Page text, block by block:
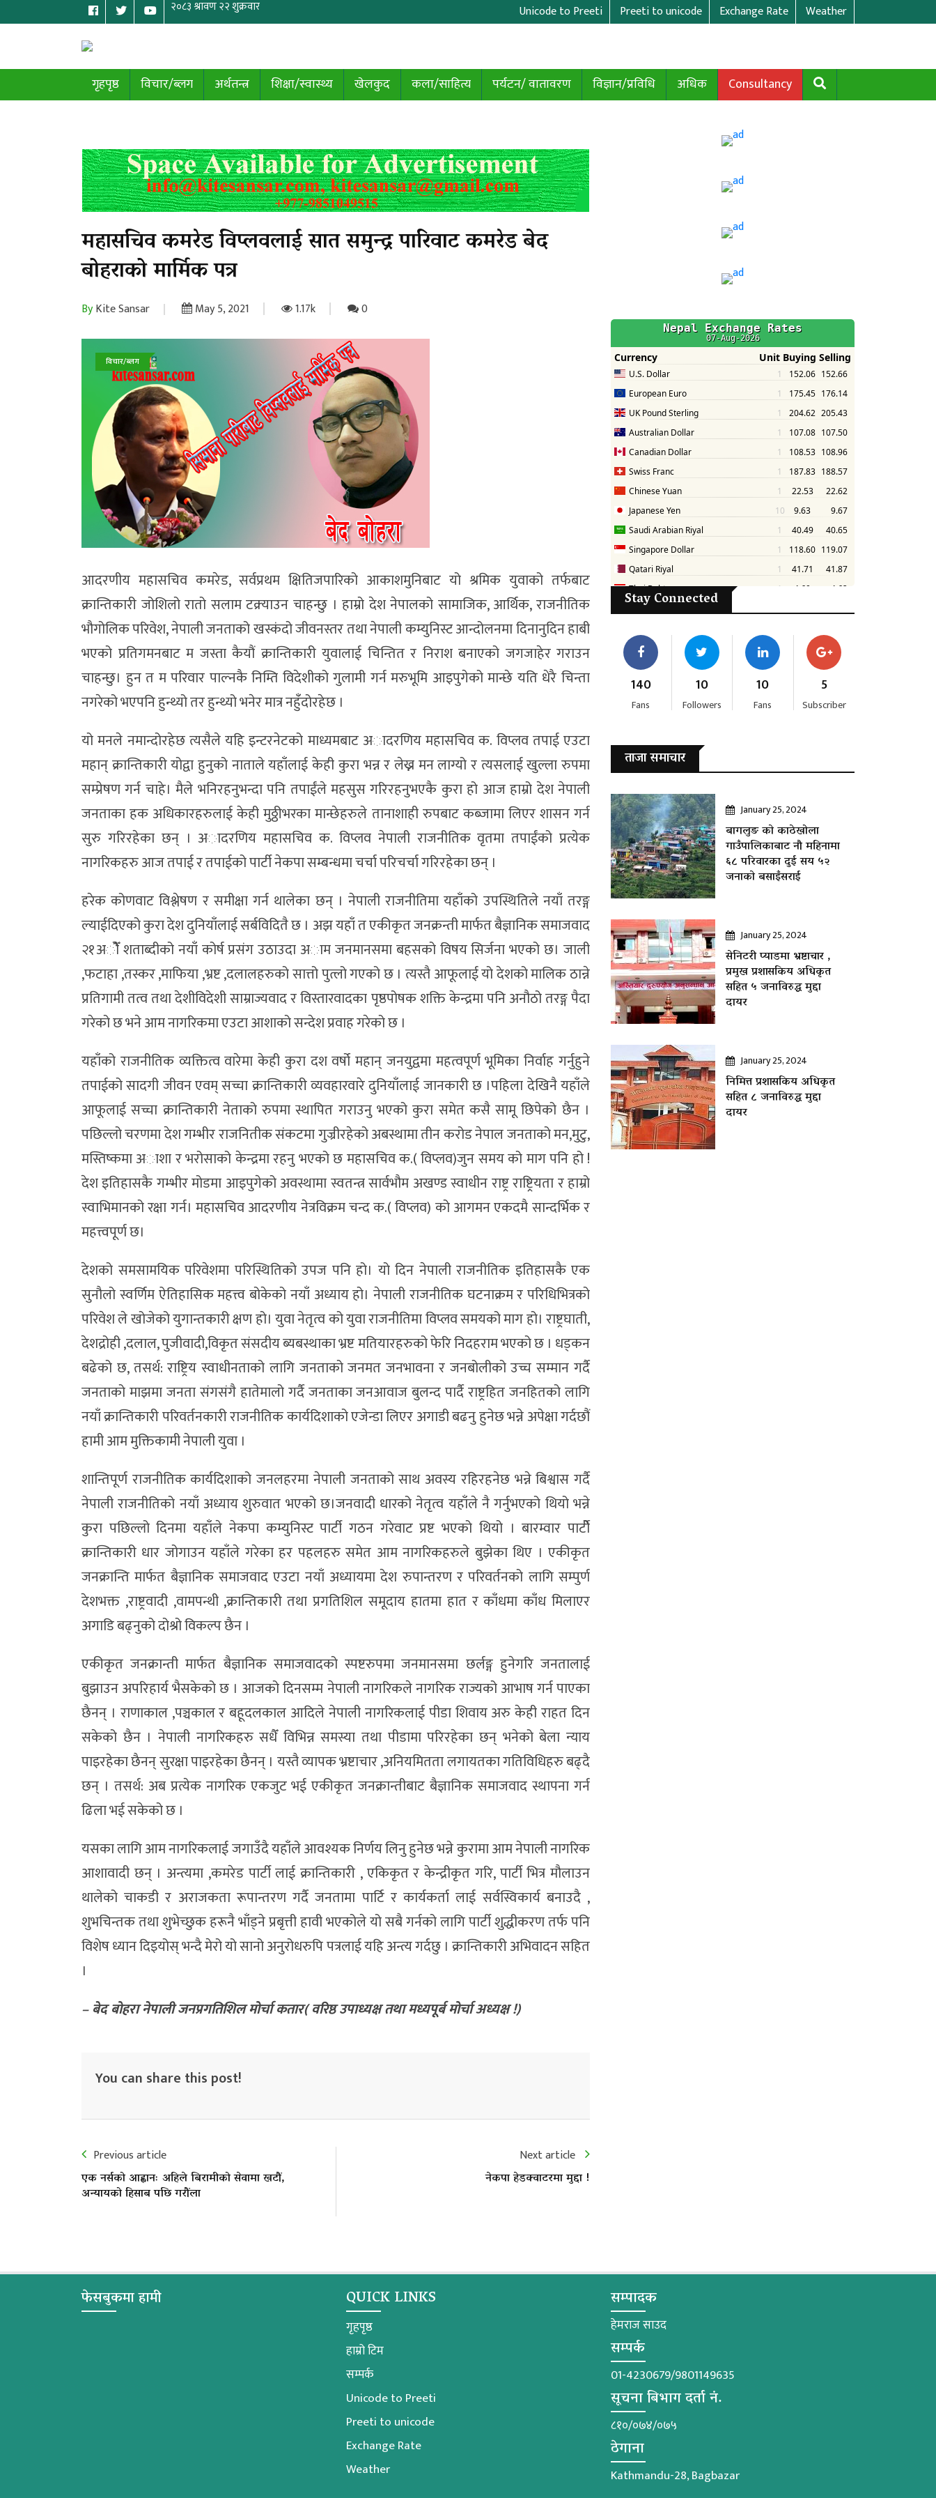
Unicode to Preeti Preeti to unicode Exchange Rate Weather
गृहपृष्ठ विचार/ब्लग अर्थतन्त्र शिक्षा/स्वास्थ्य खेलकुद कला/साहित्य पर्यटन/ वातावरण विज्ञान/प्रविधि अधिक Consultancy
महासचिव कमरेड विप्लवलाई सात समुन्द्र पारिवाट कमरेड बेद
बोहराको मार्मिक पत्र
ByKite Sansar May 5, 2021 1.17k 0
विचार/ब्लग
आदरणीय महासचिव कमरेड, सर्वप्रथम क्षितिजपारिको आकाशमुनिबाट यो श्रमिक युवाको तर्फबाट
क्रान्तिकारी जोशिलो रातो सलाम टक्र्याउन चाहन्छु । हाम्रो देश नेपालको सामाजिक, आर्थिक, राजनीतिक
भौगोलिक परिवेश, नेपाली जनताको खस्कंदो जीवनस्तर तथा नेपाली कम्युनिस्ट आन्दोलनमा दिनानुदिन हाबी
भएको प्रतिगमनबाट म जस्ता कैयौं क्रान्तिकारी युवालाई चिन्तित र निराश बनाएको जगजाहेर गराउन
चाहन्छु। हुन त म परिवार पाल्नकै निम्ति विदेशीको गुलामी गर्न मरुभूमि आइपुगेको मान्छे यति धेरै चिन्ता
नगरेको भएपनि हुन्थ्यो तर हुन्थ्यो भनेर मात्र नहुंँदोरहेछ ।
यो मनले नमान्दोरहेछ त्यसैले यहि इन्टरनेटको माध्यमबाट अादरणिय महासचिव क. विप्लव तपाई एउटा
महान् क्रान्तिकारी योद्वा हुनुको नाताले यहाँलाई केही कुरा भन्न र लेख्न मन लाग्यो र त्यसलाई खुल्ला रुपमा
सम्प्रेषण गर्न चाहे। मैले भनिरहनुभन्दा पनि तपाईंले महसुस गरिरहनुभएकै कुरा हो आज हाम्रो देश नेपाली
जनताका हक अधिकारहरुलाई केही मुठ्ठीभरका मान्छेहरुले तानाशाही रुपबाट कब्जामा लिएर शासन गर्न
सुरु गरिरहेका छन् । अादरणिय महासचिव क. विप्लव नेपाली राजनीतिक वृतमा तपाईंको प्रत्येक
नागरिकहरु आज तपाई र तपाईको पार्टी नेकपा सम्बन्धमा चर्चा परिचर्चा गरिरहेका छन् ।
हरेक कोणवाट विश्लेषण र समीक्षा गर्न थालेका छन् । नेपाली राजनीतिमा यहाँको उपस्थितिले नयाँ तरङ्ग
ल्याईदिएको कुरा देश दुनियाँलाई सर्बविदितै छ । अझ यहाँ त एकीकृत जनक्रन्ती मार्फत बैज्ञानिक समाजवाद
२१अोैँ शताब्दीको नयाँ कोर्ष प्रसंग उठाउदा अाम जनमानसमा बहसको विषय सिर्जना भएको छ। जाली
,फटाहा ,तस्कर ,माफिया ,भ्रष्ट ,दलालहरुको सात्तो पुत्लो गएको छ । त्यस्तै आफूलाई यो देशको मालिक ठान्ने
प्रतिगामी तत्व तथा देशीविदेशी साम्राज्यवाद र विस्तारवादका पृष्ठपोषक शक्ति केन्द्रमा पनि अनौठो तरङ्ग पैदा
गरेको छ भने आम नागरिकमा एउटा आशाको सन्देश प्रवाह गरेको छ ।
यहाँको राजनीतिक व्यक्तित्व वारेमा केही कुरा दश वर्षो महान् जनयुद्वमा महत्वपूर्ण भूमिका निर्वाह गर्नुहुने
तपाईको सादगी जीवन एवम् सच्चा क्रान्तिकारी व्यवहारवारे दुनियाँलाई जानकारी छ ।पहिला देखिनै यहाँले
आफूलाई सच्चा क्रान्तिकारी नेताको रुपमा स्थापित गराउनु भएको कुरा समेत कसै सामू छिपेको छैन ।
पछिल्लो चरणमा देश गम्भीर राजनितीक संकटमा गुज्रीरहेको अबस्थामा तीन करोड नेपाल जनताको मन,मुटु,
मस्तिष्कमा अाशा र भरोसाको केन्द्रमा रहनु भएको छ महासचिव क.( विप्लव)जुन समय को माग पनि हो !
देश इतिहासकै गम्भीर मोडमा आइपुगेको अवस्थामा स्वतन्त्र सार्वभौम अखण्ड स्वाधीन राष्ट्र राष्ट्रियता र हाम्रो
स्वाभिमानको रक्षा गर्न। महासचिव आदरणीय नेत्रविक्रम चन्द क.( विप्लव) को आगमन एकदमै सान्दर्भिक र
महत्त्वपूर्ण छ।
देशको समसामयिक परिवेशमा परिस्थितिको उपज पनि हो। यो दिन नेपाली राजनीतिक इतिहासकै एक
सुनौलो स्वर्णिम ऐतिहासिक महत्त्व बोकेको नयाँ अध्याय हो। नेपाली राजनीतिक घटनाक्रम र परिधिभित्रको
परिवेश ले खोजेको युगान्तकारी क्षण हो। युवा नेतृत्व को युवा राजनीतिमा विप्लव समयको माग हो। राष्ट्रघाती,
देशद्रोही ,दलाल, पुजीवादी,विकृत संसदीय ब्यबस्थाका भ्रष्ट मतियारहरुको फेरि निदहराम भएको छ । धड्कन
बढेको छ, तसर्थ: राष्ट्रिय स्वाधीनताको लागि जनताको जनमत जनभावना र जनबोलीको उच्च सम्मान गर्दै
जनताको माझमा जनता संगसंगै हातेमालो गर्दै जनताका जनआवाज बुलन्द पार्दै राष्ट्रहित जनहितको लागि
नयाँ क्रान्तिकारी परिवर्तनकारी राजनीतिक कार्यदिशाको एजेन्डा लिएर अगाडी बढनु हुनेछ भन्ने अपेक्षा गर्दछौं
हामी आम मुक्तिकामी नेपाली युवा ।
शान्तिपूर्ण राजनीतिक कार्यदिशाको जनलहरमा नेपाली जनताको साथ अवस्य रहिरहनेछ भन्ने बिश्वास गर्दै
नेपाली राजनीतिको नयाँ अध्याय शुरुवात भएको छ।जनवादी धारको नेतृत्व यहाँले नै गर्नुभएको थियो भन्ने
कुरा पछिल्लो दिनमा यहाँले नेकपा कम्युनिस्ट पार्टी गठन गरेवाट प्रष्ट भएको थियो । बारम्वार पार्टीे
क्रान्तिकारी धार जोगाउन यहाँले गरेका हर पहलहरु समेत आम नागरिकहरुले बुझेका थिए । एकीकृत
जनक्रान्ति मार्फत बैज्ञानिक समाजवाद एउटा नयाँ अध्यायमा देश रुपान्तरण र परिवर्तनको लागि सम्पुर्ण
देशभक्त ,राष्ट्रवादी ,वामपन्थी ,क्रान्तिकारी तथा प्रगतिशिल समूदाय हातमा हात र काँधमा काँध मिलाएर
अगाडि बढ्नुको दोश्रो विकल्प छैन ।
एकीकृत जनक्रान्ती मार्फत बैज्ञानिक समाजवादको स्पष्टरुपमा जनमानसमा छर्लङ्ग हुनेगरि जनतालाई
बुझाउन अपरिहार्य भैसकेको छ । आजको दिनसम्म नेपाली नागरिकले नागरिक राज्यको आभाष गर्न पाएका
छैनन् । राणाकाल ,पञ्चकाल र बहूदलकाल आदिले नेपाली नागरिकलाई पीडा शिवाय अरु केही राहत दिन
सकेको छैन । नेपाली नागरिकहरु सधैँ विभिन्न समस्या तथा पीडामा परिरहेका छन् भनेको बेला न्याय
पाइरहेका छैनन् सुरक्षा पाइरहेका छैनन् । यस्तै व्यापक भ्रष्टाचार ,अनियमितता लगायतका गतिविधिहरु बढ्दै
छन् । तसर्थ: अब प्रत्येक नागरिक एकजुट भई एकीकृत जनक्रान्तीबाट बैज्ञानिक समाजवाद स्थापना गर्न
ढिला भई सकेको छ ।
यसका लागि आम नागरिकलाई जगाउँदै यहाँले आवश्यक निर्णय लिनु हुनेछ भन्ने कुरामा आम नेपाली नागरिक
आशावादी छन् । अन्त्यमा ,कमरेड पार्टी लाई क्रान्तिकारी , एकिकृत र केन्द्रीकृत गरि, पार्टी भित्र मौलाउन
थालेको चाकडी र अराजकता रूपान्तरण गर्दै जनतामा पार्टि र कार्यकर्ता लाई सर्वस्विकार्य बनाउदै ,
शुभचिन्तक तथा शुभेच्छुक हरूनै भाँड्ने प्रबृत्ती हावी भएकोले यो सबै गर्नको लागि पार्टी शुद्धीकरण तर्फ पनि
विशेष ध्यान दिइयोस् भन्दै मेरो यो सानो अनुरोधरुपि पत्रलाई यहि अन्त्य गर्दछु । क्रान्तिकारी अभिवादन सहित
।
– बेद बोहरा नेपाली जनप्रगतिशिल मोर्चा कतार( वरिष्ठ उपाध्यक्ष तथा मध्यपूर्ब मोर्चा अध्यक्ष !)
You can share this post!
Previous article
एक नर्सको आह्वानः अहिले बिरामीको सेवामा खटौं,
अन्यायको हिसाब पछि गरौंला
Next article
नेकपा हेडक्वाटरमा मुद्दा !
Stay Connected
140
Fans
10
Followers
10
Fans
5
Subscriber
ताजा समाचार
January 25, 2024
बागलुङ काे काठेखोला
गाउँपालिकाबाट नौ महिनामा
६८ परिवारका दुई सय ५२
जनाकाे बसाइँसराई
January 25, 2024
सेनिटरी प्याडमा भ्रष्टाचार ,
प्रमुख प्रशासकिय अधिकृत
सहित ५ जनाविरुद्ध मुद्दा
दायर
January 25, 2024
निमित्त प्रशासकिय अधिकृत
सहित ८ जनाविरुद्ध मुद्दा
दायर
फेसबुकमा हामी QUICK LINKS
गृहपृष्ठ
हाम्रो टिम
सम्पर्क
Unicode to Preeti
Preeti to unicode
Exchange Rate
Weather
सम्पादक
हेमराज साउद
सम्पर्क
01-4230679/9801149635
सूचना बिभाग दर्ता नं.
८१०/०७४/०७५
ठेगाना
Kathmandu-28, Bagbazar